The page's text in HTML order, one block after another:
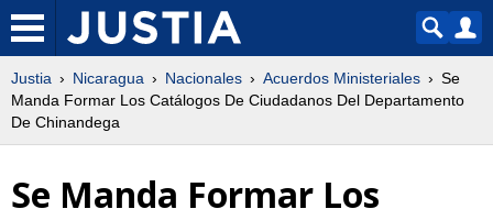
Justia Nicaragua Nacionales Acuerdos Ministeriales
Se
Manda Formar Los Catálogos De Ciudadanos Del Departamento
De Chinandega
Se Manda Formar Los